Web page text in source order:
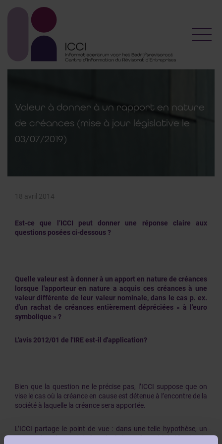
Valeur à donner à un rapport en nature
de créances (mise à jour législative le
03/07/2019)
18 avril 2014
Est-ce que l’ICCI peut donner une réponse claire aux
questions posées ci-dessous ?
Quelle valeur est à donner à un apport en nature de créances
lorsque l'apporteur en nature a acquis ces créances à une
valeur différente de leur valeur nominale, dans le cas p. ex.
d'un rachat de créances entièrement dépréciées « à l'euro
symbolique » ?
L'avis 2012/01 de l'IRE est-il d'application?
Bien que la question ne le précise pas, l’ICCI suppose que on
vise le cas où la créance en cause est détenue à l’encontre de la
société à laquelle la créance sera apportée.
L’ICCI partage le point de vue : dans une telle hypothèse, un
apport de créance doit être évalué par l’entité bénéficiaire de